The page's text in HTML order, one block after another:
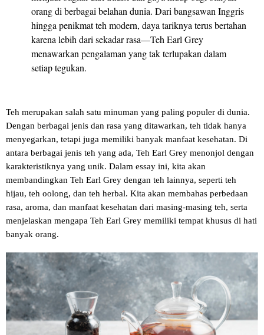
orang di berbagai belahan dunia. Dari bangsawan Inggris
hingga penikmat teh modern, daya tariknya terus bertahan
karena lebih dari sekadar rasa—Teh Earl Grey
menawarkan pengalaman yang tak terlupakan dalam
setiap tegukan.
Teh merupakan salah satu minuman yang paling populer di dunia.
Dengan berbagai jenis dan rasa yang ditawarkan, teh tidak hanya
menyegarkan, tetapi juga memiliki banyak manfaat kesehatan. Di
antara berbagai jenis teh yang ada, Teh Earl Grey menonjol dengan
karakteristiknya yang unik. Dalam essay ini, kita akan
membandingkan Teh Earl Grey dengan teh lainnya, seperti teh
hijau, teh oolong, dan teh herbal. Kita akan membahas perbedaan
rasa, aroma, dan manfaat kesehatan dari masing-masing teh, serta
menjelaskan mengapa Teh Earl Grey memiliki tempat khusus di hati
banyak orang.